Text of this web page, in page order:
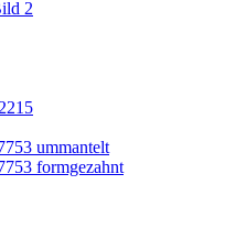
ummantelt
formgezahnt